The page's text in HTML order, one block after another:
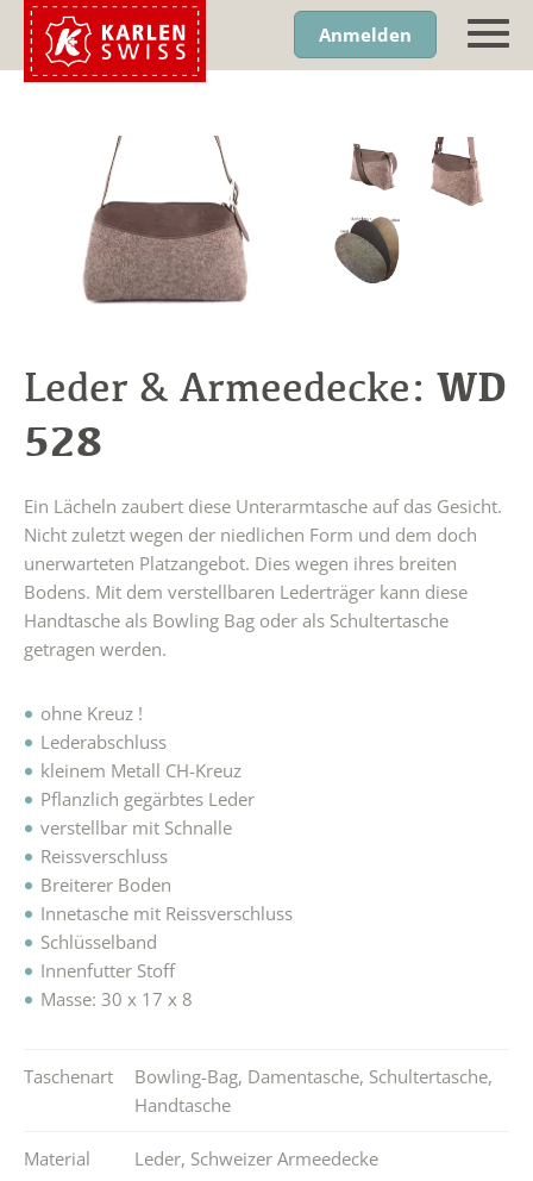
Anmelden
Leder & Armeedecke: WD
528
Ein Lächeln zaubert diese Unterarmtasche auf das Gesicht.
Nicht zuletzt wegen der niedlichen Form und dem doch
unerwarteten Platzangebot. Dies wegen ihres breiten
Bodens. Mit dem verstellbaren Lederträger kann diese
Handtasche als Bowling Bag oder als Schultertasche
getragen werden.
ohne Kreuz !
Lederabschluss
kleinem Metall CH-Kreuz
Pflanzlich gegärbtes Leder
verstellbar mit Schnalle
Reissverschluss
Breiterer Boden
Innetasche mit Reissverschluss
Schlüsselband
Innenfutter Stoff
Masse: 30 x 17 x 8
Taschenart Bowling-Bag, Damentasche, Schultertasche,
Handtasche
Material Leder, Schweizer Armeedecke